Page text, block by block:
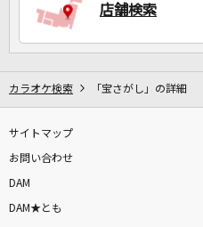
店舗検索
カラオケ検索 「宝さがし」の詳細
サイトマップ
お問い合わせ
DAM
DAM★とも